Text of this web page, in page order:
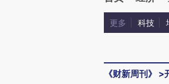
更多 科技
《财新周刊》 >